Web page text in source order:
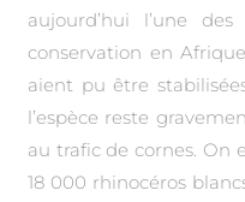
aujourd’hui l’une
conservation en
aient pu être
l’espèce reste
au trafic de cornes. On
18 000 rhinocéros